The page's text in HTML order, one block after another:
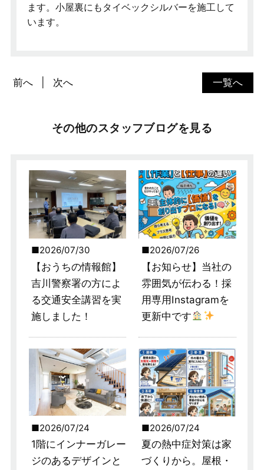
ます。小屋裏にもタイベックシルバーを施工して
います。
一覧へ
前へ 次へ
その他のスタッフブログを見る
2026/07/30
【おうちの情報館】
吉川警察署の方によ
る交通安全講習を実
施しました！
2026/07/26
【お知らせ】当社の
雰囲気が伝わる！採
用専用Instagramを
更新中です
2026/07/24
1階にインナーガレー
ジのあるデザインと
2026/07/24
夏の熱中症対策は家
づくりから。屋根・